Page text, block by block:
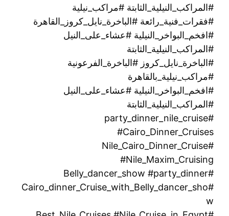
#المراكب_النيلية_الثابتة #مراكب_نيلية
#فقرات_فنية_رائعة #الباخرة_نايل_كروز_القاهرة
#افخم_البواخر_النيلية #عشاء_على_النيل
#المراكب_النيلية_الثابتة
#الباخرة_نايل_كروز #الباخرة_الفرعونية
#مراكب_نيلية_بالقاهرة
#افخم_البواخر_النيلية #عشاء_على_النيل
#المراكب_النيلية_الثابتة
#party_dinner_nile_cruise
#Cairo_Dinner_Cruises
#Nile_Cairo_Dinner_Cruise
#Nile_Maxim_Cruising
#Belly_dancer_show #party_dinner
#Cairo_dinner_Cruise_with_Belly_dancer_sho
w